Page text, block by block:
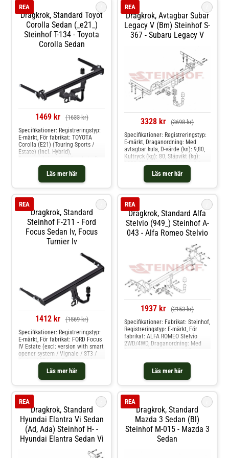
bearbetad: Utan urtag för
stötfångare, Mekaniskt bearbetad:
Demont. av stötstänger
nödvändig, Monteringstid (i tim):
2,0h Produkten passar dessa
bilmodelle: mazda cx-9
Dragkrok, Standard Toyot
Corolla Sedan (_e21_)
Steinhof T-134 - Toyota
Corolla Sedan
REA
1469 kr (1633 kr)
Läs mer här
Specifikationer: Registreringstyp:
E-märkt, För fabrikat: TOYOTA
Corolla (E21) (Touring Sports /
Estate) (incl. Hybrid),
värde (kn): 9.6, Kultryck (kg): 90,
Släpvikt (kg): 1800, Från
årsmodell: 02.2019, Monteringstid
Produkten passar dessa
bilmodelle: toyota corolla sedan
Dragkrok, Avtagbar Subar
Legacy V (bm) Steinhof S-
367 - Subaru Legacy V
REA
3328 kr (3698 kr)
Läs mer här
Specifikationer: Registreringstyp:
E-märkt, Draganordning: Med
avtagbar kula, D-värde (kn): 9,80,
Kultryck (kg): 80, Släpvikt (kg):
1800, Monteringstid (i tim): 2,0,
Specifikation: Kräver modifiering
av stötfångare Produkten passar
dessa bilmodelle: subaru legacy v
Dragkrok, Standard
Steinhof F-211 - Ford
Focus Sedan Iv, Focus
Turnier Iv
REA
1412 kr (1569 kr)
Läs mer här
Specifikationer: Registreringstyp:
E-märkt, För fabrikat: FORD Focus
IV Estate (excl: version with smart
opener system / Vignale / ST3 /
Med fast kula, D-värde (kn): 10.1,
Kultryck (kg): 100, Släpvikt (kg):
2000, Från årsmodell: 09.2018,
Specifikation: Kräver modifiering
av stötfångare Produkten passar
dessa bilmodelle: ford focus
sedan iv, focus turnier iv
Dragkrok, Standard Alfa
Stelvio (949_) Steinhof A-
043 - Alfa Romeo Stelvio
REA
1937 kr (2153 kr)
Läs mer här
Specifikationer: Fabrikat: Steinhof,
Registreringstyp: E-märkt, För
fabrikat: ALFA ROMEO Stelvio
2WD/4WD, Draganordning: Med
2300, Från årsmodell: 01.2016,
Monteringstid (i tim): 2,0,
Specifikation: Kräver modifiering
dessa bilmodelle: alfa romeo
stelvio
Dragkrok, Standard
Hyundai Elantra Vi Sedan
(ad, Ada) Steinhof H- -
Hyundai Elantra Sedan Vi
REA
Dragkrok, Standard
Mazda 3 Sedan (bl)
Steinhof M-015 - Mazda 3
Sedan
REA